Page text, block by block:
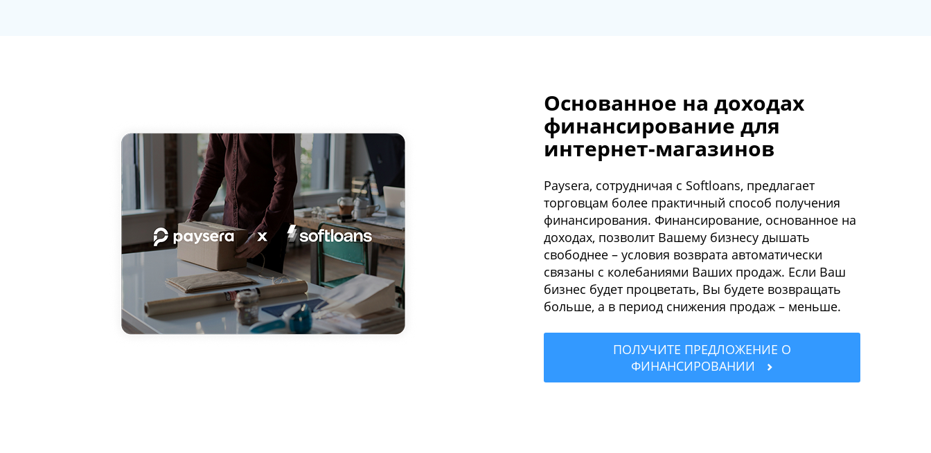
Основанное на доходах
финансирование для
интернет-магазинов
Paysera, сотрудничая с Softloans, предлагает
торговцам более практичный способ получения
финансирования. Финансирование, основанное на
доходах, позволит Вашему бизнесу дышать
свободнее – условия возврата автоматически
связаны с колебаниями Ваших продаж. Если Ваш
бизнес будет процветать, Вы будете возвращать
больше, а в период снижения продаж – меньше.
ПОЛУЧИТЕ ПРЕДЛОЖЕНИЕ О
ФИНАНСИРОВАНИИ